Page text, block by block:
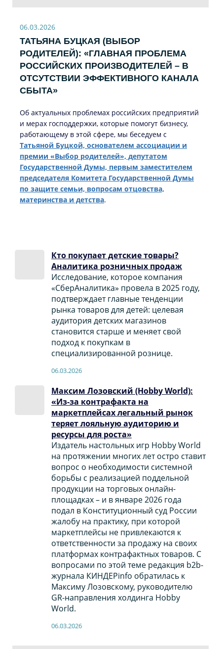
06.03.2026
ТАТЬЯНА БУЦКАЯ (ВЫБОР
РОДИТЕЛЕЙ): «ГЛАВНАЯ ПРОБЛЕМА
РОССИЙСКИХ ПРОИЗВОДИТЕЛЕЙ – В
ОТСУТСТВИИ ЭФФЕКТИВНОГО КАНАЛА
СБЫТА»
Об актуальных проблемах российских предприятий
и мерах господдержки, которые помогут бизнесу,
работающему в этой сфере, мы беседуем с
Татьяной Буцкой, основателем ассоциации и
премии «Выбор родителей», депутатом
Государственной Думы, первым заместителем
председателя Комитета Государственной Думы
по защите семьи, вопросам отцовства,
материнства и детства.
Кто покупает детские товары?
Аналитика розничных продаж
Исследование, которое компания
«СберАналитика» провела в 2025 году,
подтверждает главные тенденции
рынка товаров для детей: целевая
аудитория детских магазинов
становится старше и меняет свой
подход к покупкам в
специализированной рознице.
06.03.2026
Максим Лозовский (Hobby World):
«Из-за контрафакта на
маркетплейсах легальный рынок
теряет лояльную аудиторию и
ресурсы для роста»
Издатель настольных игр Hobby World
на протяжении многих лет остро ставит
вопрос о необходимости системной
борьбы с реализацией поддельной
продукции на торговых онлайн-
площадках – и в январе 2026 года
подал в Конституционный суд России
жалобу на практику, при которой
маркетплейсы не привлекаются к
ответственности за продажу на своих
платформах контрафактных товаров. С
вопросами по этой теме редакция b2b-
журнала КИНДЕРinfo обратилась к
Максиму Лозовскому, руководителю
GR-направления холдинга Hobby
World.
06.03.2026